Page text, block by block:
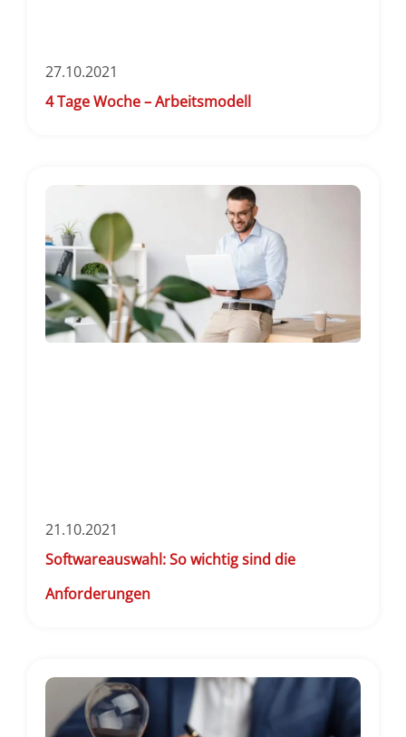
27.10.2021
4 Tage Woche – Arbeitsmodell
21.10.2021
Softwareauswahl: So wichtig sind die
Anforderungen